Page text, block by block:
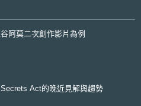
率為誘因，吸引中小型企業跨境參
之研發成果。
仇恨言論問題越發嚴重，促使澳洲國
之唯一或主要目的在促進2人以上終
互動、(3)允許終端使用者能發布訊
阿莫二次創作影片為例
Act的晚近見解與趨勢